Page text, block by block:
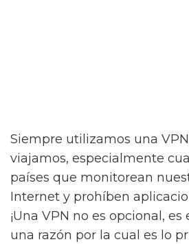
Siempre utilizamos una
viajamos, especialmente
países que monitorean
Internet y prohíben
¡Una VPN no es opcional,
una razón por la cual es lo